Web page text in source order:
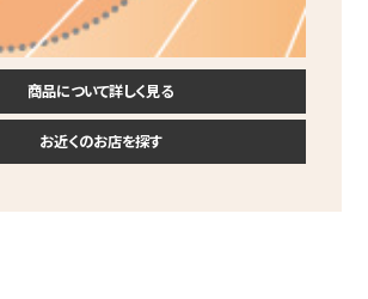
商品について詳しく見る
お近くのお店を探す